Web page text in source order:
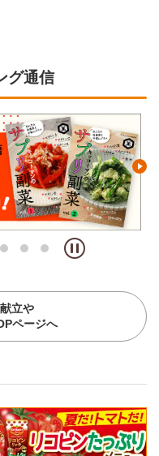
グ通信
立や
ページへ